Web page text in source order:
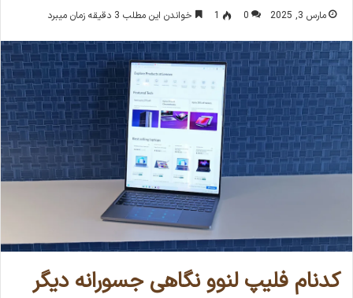
مارس 3, 2025 0
1 خواندن این مطلب 3 دقیقه زمان میبرد
کدنام فلیپ لنوو نگاهی جسورانه دیگر